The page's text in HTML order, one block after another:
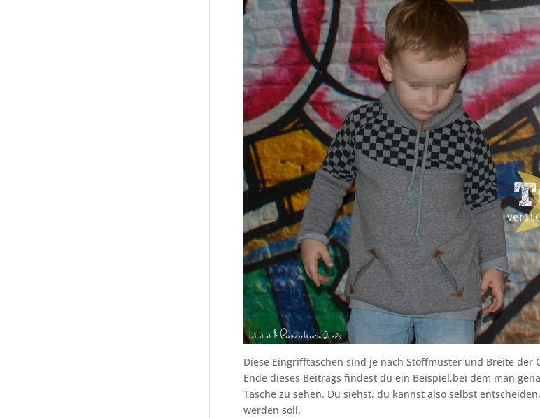
Diese Eingrifftaschen sind je nach Stoffmuster und Breite der
Ende dieses Beitrags findest du ein Beispiel,bei dem man
Tasche zu sehen. Du siehst, du kannst also selbst
werden soll.